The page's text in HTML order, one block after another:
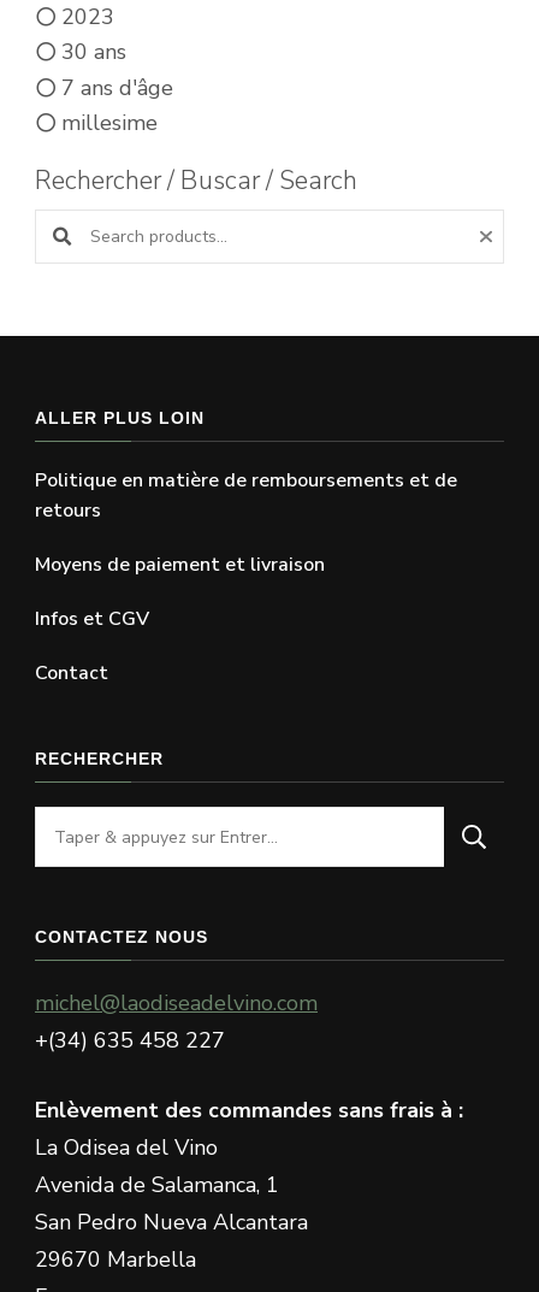
2023
30 ans
7 ans d'âge
millesime
Rechercher / Buscar / Search
Search products:
ALLER PLUS LOIN
Politique en matière de remboursements et de
retours
Moyens de paiement et livraison
Infos et CGV
Contact
RECHERCHER
Vous
recherchiez
chose
CONTACTEZ NOUS
michel@laodiseadelvino.com
+(34) 635 458 227
Enlèvement des commandes sans frais à :
La Odisea del Vino
Avenida de Salamanca, 1
San Pedro Nueva Alcantara
29670 Marbella